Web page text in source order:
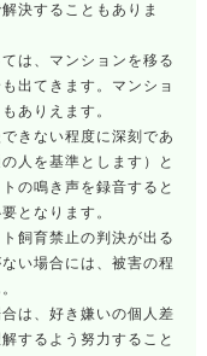
決することもありま
は、マンションを移る
出てきます。マンショ
ありえます。
きない程度に深刻であ
人を基準とします）と
の鳴き声を録音すると
となります。
飼育禁止の判決が出る
い場合には、被害の程
は、好き嫌いの個人差
するよう努力すること